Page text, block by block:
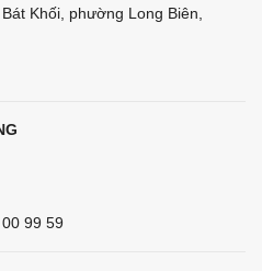
Khối, phường Long Biên,
99 59